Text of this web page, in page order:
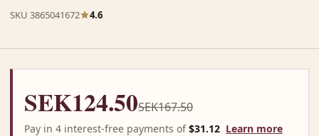
SKU 3865041672 4.6
SEK124.50SEK167.50
Pay in 4 interest-free payments of$31.12 Learn more